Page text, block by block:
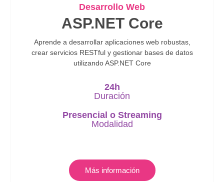
Desarrollo Web
ASP.NET Core
Aprende a desarrollar aplicaciones web robustas,
crear servicios RESTful y gestionar bases de datos
utilizando ASP.NET Core
24h
Duración
Presencial o Streaming
Modalidad
Más información